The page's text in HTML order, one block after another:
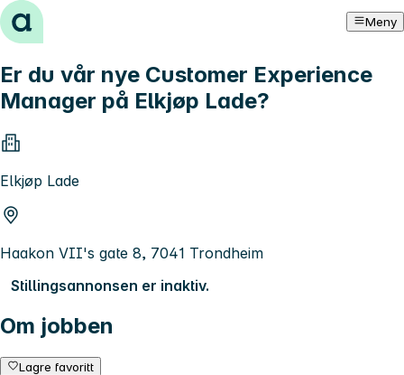
Hopp til innhold Meny
Er du vår nye Customer Experience
Manager på Elkjøp Lade?
Elkjøp Lade
Haakon VII's gate 8, 7041 Trondheim
Stillingsannonsen er inaktiv.
Om jobben
Lagre favoritt